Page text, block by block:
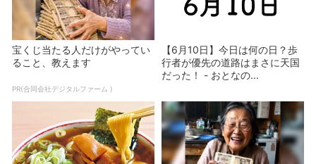
宝くじ当たる人だけがやってい
ること、教えます
PR(合同会社デジタルファーム )
【6月10日】今日は何の日？歩
行者が優先の道路はまさに天国
だった！ - おとなの...